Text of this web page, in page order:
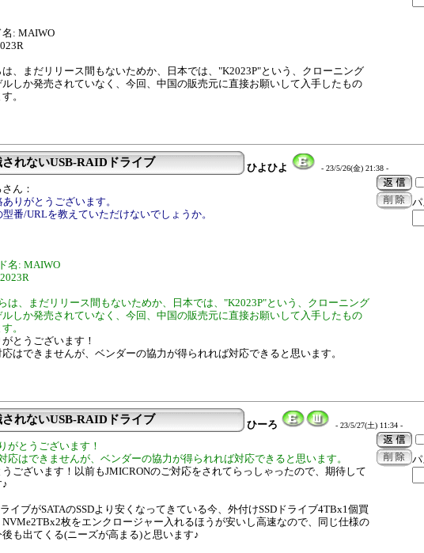
名: MAIWO
は、まだリリース間もないためか、日本では、"K2023P"という、クローニング
しか発売されていなく、今回、中国の販売元に直接お願いして入手したもの
。
されないUSB-RAIDドライブ ひよひよ - 23/5/26(金) 21:38 -
ん：
りがとうございます。
型番/URLを教えていただけないでしょうか。
名: MAIWO
は、まだリリース間もないためか、日本では、"K2023P"という、クローニング
しか発売されていなく、今回、中国の販売元に直接お願いして入手したもの
。
とうございます！
はできませんが、ベンダーの協力が得られれば対応できると思います。
されないUSB-RAIDドライブ ひーろ - 23/5/27(土) 11:34 -
がとうございます！
応はできませんが、ベンダーの協力が得られれば対応できると思います。
ございます！以前もJMICRONのご対応をされてらっしゃったので、期待して
イブがSATAのSSDより安くなってきている今、外付けSSDドライブ4TBx1個買
NVMe2TBx2枚をエンクロージャー入れるほうが安いし高速なので、同じ仕様の
も出てくる(ニーズが高まる)と思います♪